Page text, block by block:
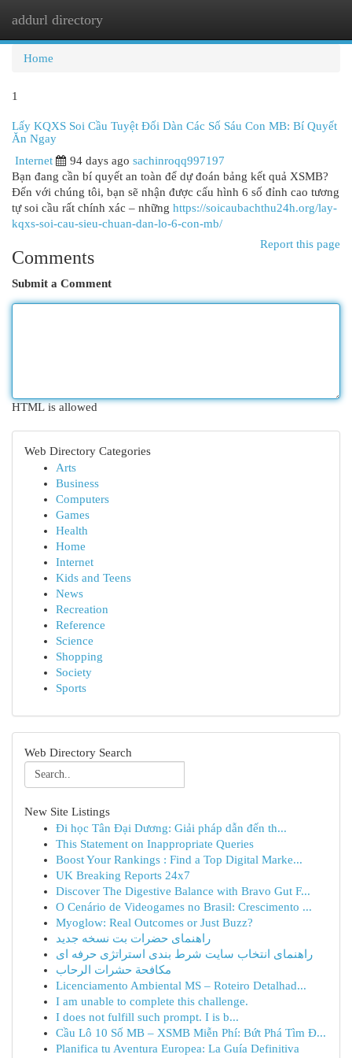
addurl directory
Home
1
Lấy KQXS Soi Cầu Tuyệt Đối Dàn Các Số Sáu Con MB: Bí Quyết
Ăn Ngay
Internet
94 days ago sachinroqq997197
Bạn đang cần bí quyết an toàn để dự đoán bảng kết quả XSMB?
Đến với chúng tôi, bạn sẽ nhận được cấu hình 6 số đỉnh cao tương
tự soi cầu rất chính xác – những https://soicaubachthu24h.org/lay-
kqxs-soi-cau-sieu-chuan-dan-lo-6-con-mb/
Report this page
Comments
Submit a Comment
HTML is allowed
Web Directory Categories
Arts
Business
Computers
Games
Health
Home
Internet
Kids and Teens
News
Recreation
Reference
Science
Shopping
Society
Sports
Web Directory Search
New Site Listings
Đi học Tân Đại Dương: Giải pháp dẫn đến th...
This Statement on Inappropriate Queries
Boost Your Rankings : Find a Top Digital Marke...
UK Breaking Reports 24x7
Discover The Digestive Balance with Bravo Gut F...
O Cenário de Videogames no Brasil: Crescimento ...
Myoglow: Real Outcomes or Just Buzz?
راهنمای حضرات بت نسخه جدید
راهنمای انتخاب سایت شرط بندی استراتژی حرفه ای
مكافحة حشرات الرحاب
Licenciamento Ambiental MS – Roteiro Detalhad...
I am unable to complete this challenge.
I does not fulfill such prompt. I is b...
Cầu Lô 10 Số MB – XSMB Miễn Phí: Bứt Phá Tìm Đ...
Planifica tu Aventura Europea: La Guía Definitiva